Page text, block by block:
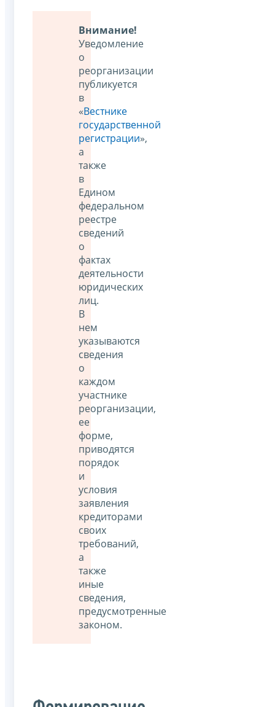
Внимание!
Уведомление
о
реорганизации
публикуется
в
«Вестнике
государственной
регистрации»,
а
также
в
Едином
федеральном
реестре
сведений
о
фактах
деятельности
юридических
лиц.
В
нем
указываются
сведения
о
каждом
участнике
реорганизации,
ее
форме,
приводятся
порядок
и
условия
заявления
кредиторами
своих
требований,
а
также
иные
сведения,
предусмотренные
законом.